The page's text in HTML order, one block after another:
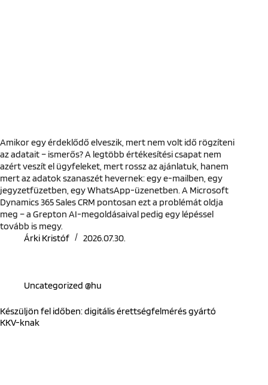
Amikor egy érdeklődő elveszik, mert nem volt idő rögzíteni
az adatait – ismerős? A legtöbb értékesítési csapat nem
azért veszít el ügyfeleket, mert rossz az ajánlatuk, hanem
mert az adatok szanaszét hevernek: egy e-mailben, egy
jegyzetfüzetben, egy WhatsApp-üzenetben. A Microsoft
Dynamics 365 Sales CRM pontosan ezt a problémát oldja
meg – a Grepton AI-megoldásaival pedig egy lépéssel
tovább is megy.
Árki Kristóf
2026.07.30.
Uncategorized @hu
Készüljön fel időben: digitális érettségfelmérés gyártó
KKV-knak